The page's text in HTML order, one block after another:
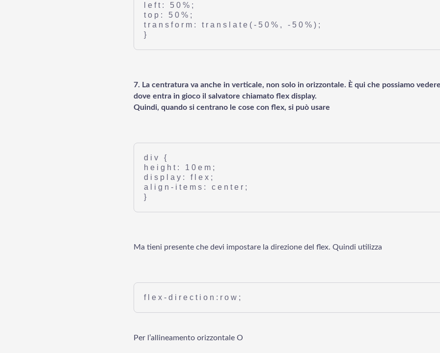
left: 50%;
top: 50%;
transform: translate(-50%, -50%);
}
7. La centratura va anche in verticale, non solo in orizzontale. È qui che possiamo
dove entra in gioco il salvatore chiamato flex display.
Quindi, quando si centrano le cose con flex, si può usare
div {
height: 10em;
display: flex;
align-items: center;
}
Ma tieni presente che devi impostare la direzione del flex. Quindi utilizza
flex-direction:row;
Per l’allineamento orizzontale O